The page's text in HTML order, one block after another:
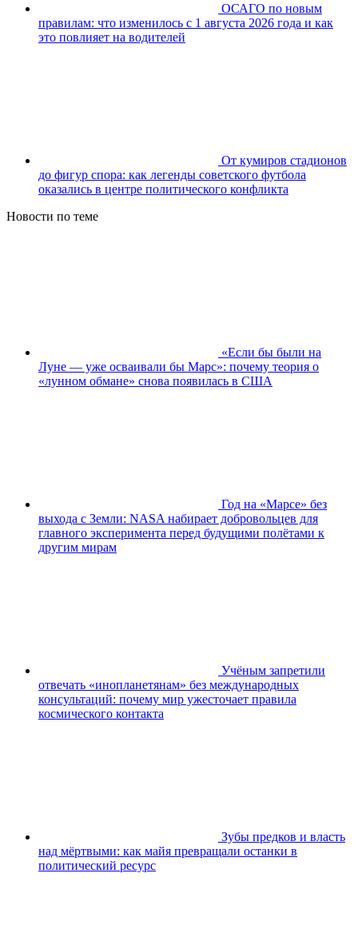
ОСАГО по новым
правилам: что изменилось с 1 августа 2026 года и как
это повлияет на водителей
От кумиров стадионов
до фигур спора: как легенды советского футбола
оказались в центре политического конфликта
Новости по теме
«Если бы были на
Луне — уже осваивали бы Марс»: почему теория о
«лунном обмане» снова появилась в США
Год на «Марсе» без
выхода с Земли: NASA набирает добровольцев для
главного эксперимента перед будущими полётами к
другим мирам
Учёным запретили
отвечать «инопланетянам» без международных
консультаций: почему мир ужесточает правила
космического контакта
Зубы предков и власть
над мёртвыми: как майя превращали останки в
политический ресурс